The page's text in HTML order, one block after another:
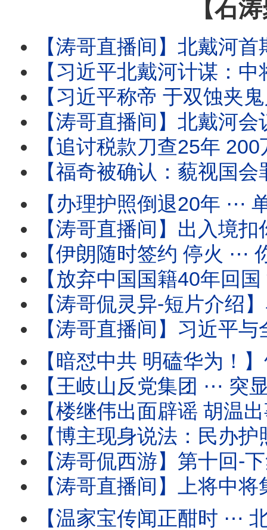
【石
【涛哥直播间】北戴河首期要务：中将上位
【习近平北戴河计谋：中将治军 张又侠五中全会祭旗】中少将补缺
【习近平称帝 于双蚀夹鬼月 ⋯ 借妖魂江泽民百年纪念！】8月17
【涛哥直播间】北戴河会议撞上“双蚀夹鬼月”！天津大爆炸日撞上“日
【追讨税款刀查25年 200万富豪鬼节噩梦！】境外使用微博
【福奇被确认：藐视国会罪成立！】参议院
【办理护照倒退20年 ⋯ 单位介绍信！】人-税双杀瞬
【涛哥直播间】出入境扣你6个月至3年
【伊朗随时签约 停火 ⋯ 你信吗？】油
【放弃中国国籍40年回国 深圳出境 被海关审查
【涛哥侃灵异-短片介绍】马斯克的特异功能：灵魂与肉身
【涛哥直播间】习近平与全军将领-死对头！军中无龙
【暗怼中共 明磕华为！】竹知了 ⋯ 哇哇
【王岐山反党集团 ⋯ 突显网路！】胡锦涛举家
【楼继伟出面辟谣 胡温出事儿传闻 ⋯ 撼动了谁？】北戴河会议
【博主现身说法：民办护照开卡！】警察开始追讨户
【涛哥侃西游】第十回-下集：二将军宫门镇鬼 唐太宗地府还魂 ⋯ 阴曹
【涛哥直播间】上将中将集体缺席建军99
【温家宝传闻正酣时 ⋯ 北戴河会议开始！】与将军